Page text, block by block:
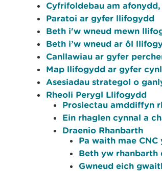
Cyfrifoldebau am
Paratoi ar gyfer llifogydd
Beth i'w wneud mewn
Beth i’w wneud ar ôl
Canllawiau ar gyfer
Map llifogydd ar gyfer
Asesiadau strategol o
Rheoli Perygl Llifogydd
Prosiectau amddiffyn
Ein rhaglen cynnal a
Draenio Rhanbarth
Pa waith mae
Beth yw rhanbarth
Gwneud eich